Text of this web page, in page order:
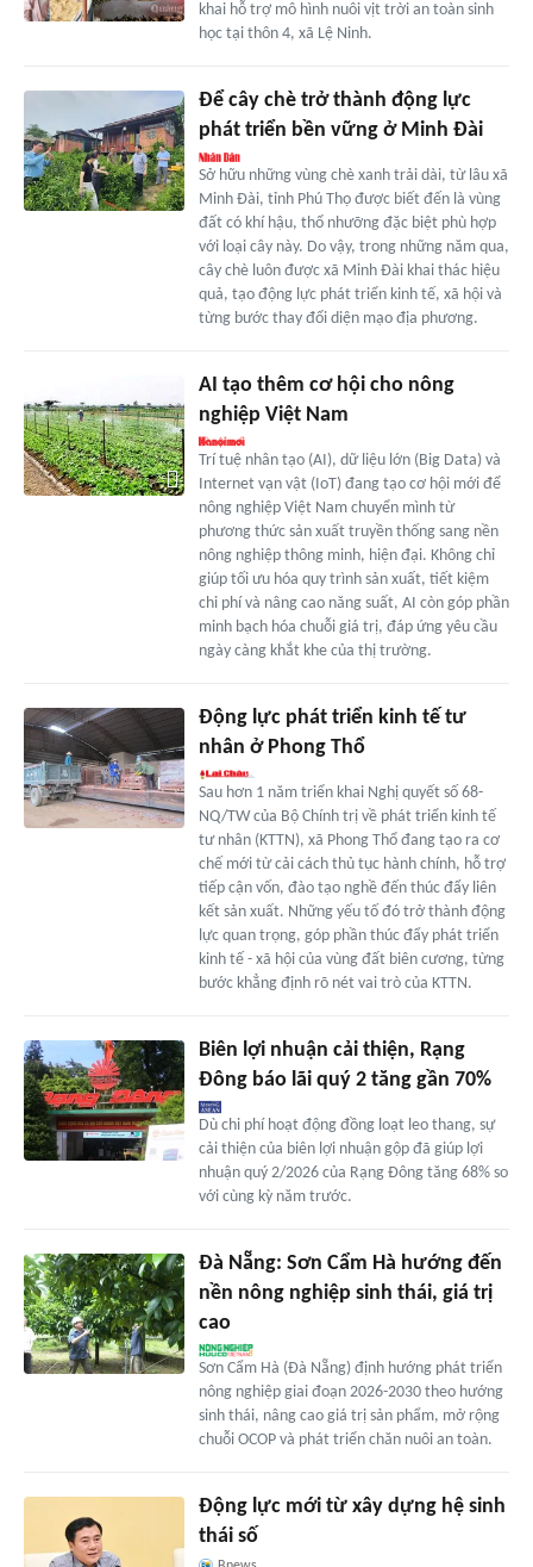
khai hỗ trợ mô hình nuôi vịt trời an toàn sinh
học tại thôn 4, xã Lệ Ninh.
Để cây chè trở thành động lực
phát triển bền vững ở Minh Đài
Sở hữu những vùng chè xanh trải dài, từ lâu xã
Minh Đài, tỉnh Phú Thọ được biết đến là vùng
đất có khí hậu, thổ nhưỡng đặc biệt phù hợp
với loại cây này. Do vậy, trong những năm qua,
cây chè luôn được xã Minh Đài khai thác hiệu
quả, tạo động lực phát triển kinh tế, xã hội và
từng bước thay đổi diện mạo địa phương.
AI tạo thêm cơ hội cho nông
nghiệp Việt Nam
Trí tuệ nhân tạo (AI), dữ liệu lớn (Big Data) và
Internet vạn vật (IoT) đang tạo cơ hội mới để
nông nghiệp Việt Nam chuyển mình từ
phương thức sản xuất truyền thống sang nền
nông nghiệp thông minh, hiện đại. Không chỉ
giúp tối ưu hóa quy trình sản xuất, tiết kiệm
chi phí và nâng cao năng suất, AI còn góp phần
minh bạch hóa chuỗi giá trị, đáp ứng yêu cầu
ngày càng khắt khe của thị trường.
Động lực phát triển kinh tế tư
nhân ở Phong Thổ
Sau hơn 1 năm triển khai Nghị quyết số 68-
NQ/TW của Bộ Chính trị về phát triển kinh tế
tư nhân (KTTN), xã Phong Thổ đang tạo ra cơ
chế mới từ cải cách thủ tục hành chính, hỗ trợ
tiếp cận vốn, đào tạo nghề đến thúc đẩy liên
kết sản xuất. Những yếu tố đó trở thành động
lực quan trọng, góp phần thúc đẩy phát triển
kinh tế - xã hội của vùng đất biên cương, từng
bước khẳng định rõ nét vai trò của KTTN.
Biên lợi nhuận cải thiện, Rạng
Đông báo lãi quý 2 tăng gần 70%
Dù chi phí hoạt động đồng loạt leo thang, sự
cải thiện của biên lợi nhuận gộp đã giúp lợi
nhuận quý 2/2026 của Rạng Đông tăng 68% so
với cùng kỳ năm trước.
Đà Nẵng: Sơn Cẩm Hà hướng đến
nền nông nghiệp sinh thái, giá trị
cao
Sơn Cẩm Hà (Đà Nẵng) định hướng phát triển
nông nghiệp giai đoạn 2026-2030 theo hướng
sinh thái, nâng cao giá trị sản phẩm, mở rộng
chuỗi OCOP và phát triển chăn nuôi an toàn.
Động lực mới từ xây dựng hệ sinh
thái số